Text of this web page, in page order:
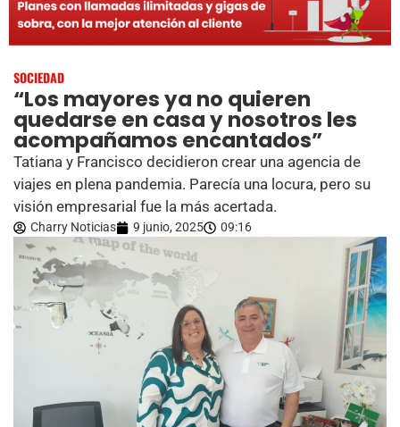
SOCIEDAD
“Los mayores ya no quieren
quedarse en casa y nosotros les
acompañamos encantados”
Tatiana y Francisco decidieron crear una agencia de
viajes en plena pandemia. Parecía una locura, pero su
visión empresarial fue la más acertada.
Charry Noticias 9 junio, 2025 09:16